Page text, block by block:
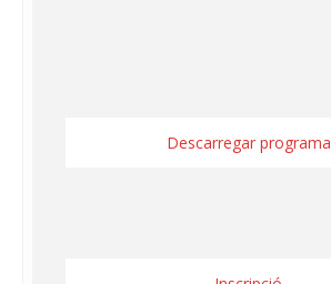
Descarregar programa